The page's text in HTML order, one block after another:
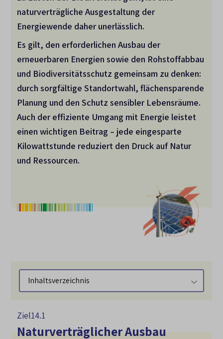
naturverträgliche Ausgestaltung der
Energiewende daher unerlässlich.
Es gilt, den erforderlichen Ausbau der
erneuerbaren Energien sowie den Rohstoffabbau
und Biodiversitätsschutz gemeinsam zu denken:
durch sorgfältige Standortwahl, flächensparende
Planung und den Schutz sensibler Lebensräume.
Auch der effiziente Umgang mit Energie leistet
einen wichtigen Beitrag – jede eingesparte
Kilowattstunde reduziert den Druck auf Natur
und Ressourcen.
Inhaltsverzeichnis
Ziel14.1
Naturverträglicher Ausbau